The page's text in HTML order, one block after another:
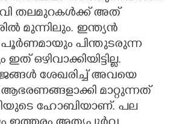
തലമുറകൾക്ക് അത്
മുന്നിലും. ഇന്ത്യൻ
പൂർണമായും പിന്തുടരുന്ന
ഒഴിവാക്കിയിട്ടില്ല.
ശേഖരിച്ച് അവയെ
മാറ്റുന്നത്
ഹോബിയാണ്. പല